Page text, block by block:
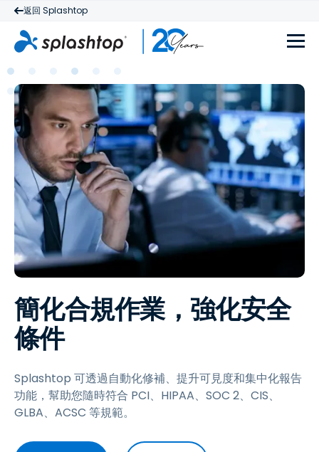
返回 Splashtop
簡化合規作業，強化安全
條件
Splashtop 可透過自動化修補、提升可見度和集中化報告
功能，幫助您隨時符合 PCI、HIPAA、SOC 2、CIS、
GLBA、ACSC 等規範。